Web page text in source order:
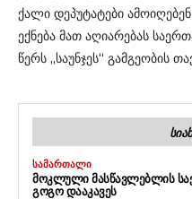
ქალი დეპუტატები
ექნება მათ აღიარებას
წერს „საუნჯეს“ გამგეობის
ᲡᲐᲛᲐᲠᲗᲐᲚᲘ
ᲛᲝᲙᲚᲣᲚᲘ ᲛᲐᲡᲬᲐᲕᲚᲔᲑᲚᲘᲡ
ᲒᲝᲒᲝ ᲓᲐᲐᲙᲐᲕᲔᲡ